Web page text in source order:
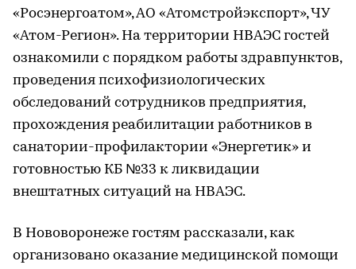
«Росэнергоатом», АО «Атомстройэкспорт», ЧУ
«Атом-Регион». На территории НВАЭС гостей
ознакомили с порядком работы здравпунктов,
проведения психофизиологических
обследований сотрудников предприятия,
прохождения реабилитации работников в
санатории-профилактории «Энергетик» и
готовностью КБ №33 к ликвидации
внештатных ситуаций на НВАЭС.
В Нововоронеже гостям рассказали, как
организовано оказание медицинской помощи